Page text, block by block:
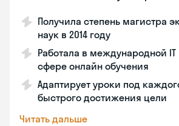
Получила степень магистра
наук в 2014 году
Работала в международной
сфере онлайн обучения
Адаптирует уроки под
быстрого достижения цели
Читать дальше